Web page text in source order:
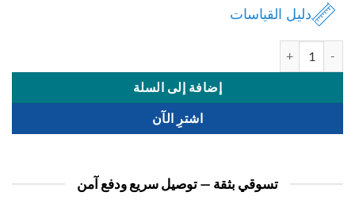
دليل القياسات
إضافة إلى السلة
اشترِ الآن
تسوقي بثقة — توصيل سريع ودفع آمن